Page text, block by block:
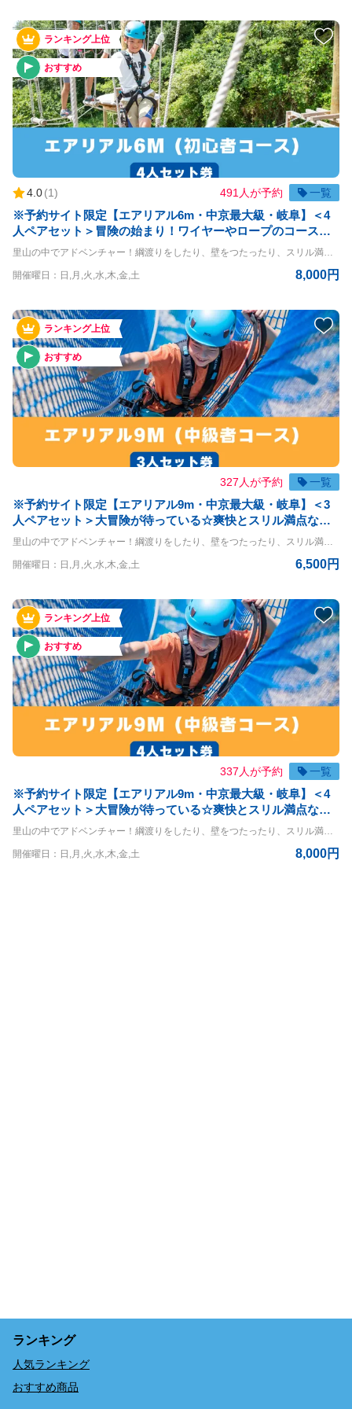
ランキング上位
おすすめ
4.0(1) 491人が予約 一覧
※予約サイト限定【エアリアル6m・中京最大級・岐阜】＜4
人ペアセット＞冒険の始まり！ワイヤーやロープのコースを
クリアしよう！※予約期限は体験日前日までとなります
里山の中でアドベンチャー！綱渡りをしたり、壁をつたったり、スリル満点の空中大冒険！ エアリアル6m体験コースです。 4名様一緒にご体験いただけるお得なプランです。 ・体験時間を分けることはできません ・体験コースを分けることはできません ◇コースの詳細◇ 高さ：6m ◇利用条件◇ 小学生以上 体重20kg~120kg 身長120cm以上 ※140cm以下は同伴者が必要（同伴者も有料） ＝＝＝＝ 〇PANZAぎふ清流里山公園 PANZAぎふ清流里山公園は、自然豊かな里山の景観を楽しめるアウトドア施設です。 広大な公園内には、木々に囲まれた冒険アスレチック「MegaZIP」「Aerial」「SkyJAM」があり、子供から大人まで楽しめるアクティビティが満載です。 高所アスレチックやジップラインなど、スリル満点のチャレンジが待っており、初心者から上級者まで幅広く楽しめます。 家族や友人と一緒に、都会の喧騒を離れてアクティブに過ごす一日を満喫できる、岐阜県の魅力を堪能できるスポットです。
開催曜日：日,月,火,水,木,金,土 8,000円
ランキング上位
おすすめ
327人が予約 一覧
※予約サイト限定【エアリアル9m・中京最大級・岐阜】＜3
人ペアセット＞大冒険が待っている☆爽快とスリル満点なア
クティビティ※予約期限は体験前日までとなりますコース！里山の中でアドベンチャー！綱渡りをしたり、壁をつたったり、スリル満点の空中大冒険！ エアリアル9m体験コースです。 3名様一緒にご体験いただけるお得なプランです。 ◇コースの詳細◇ 高さ：9m ◇利用条件◇ 小学生以上 体重30kg~120kg 身長120cm以上 ※140cm以下は同伴者が必要（同伴者も有料） ＝＝＝＝ 〇PANZAぎふ清流里山公園 PANZAぎふ清流里山公園は、自然豊かな里山の景観を楽しめるアウトドア施設です。 広大な公園内には、木々に囲まれた冒険アスレチック「MegaZIP」「Aerial」「SkyJAM」があり、子供から大人まで楽しめるアクティビティが満載です。 高所アスレチックやジップラインなど、スリル満点のチャレンジが待っており、初心者から上級者まで幅広く楽しめます。 家族や友人と一緒に、都会の喧騒を離れてアクティブに過ごす一日を満喫できる、岐阜県の魅力を堪能できるスポットです。
開催曜日：日,月,火,水,木,金,土 6,500円
ランキング上位
おすすめ
337人が予約 一覧
※予約サイト限定【エアリアル9m・中京最大級・岐阜】＜4
人ペアセット＞大冒険が待っている☆爽快とスリル満点なア
クティビティコース！※予約期限は体験日前日までとなりま里山の中でアドベンチャー！綱渡りをしたり、壁をつたったり、スリル満点の空中大冒険！ エアリアル9m体験コースです。 4名様一緒にご体験いただけるお得なプランです。 ◇コースの詳細◇ 高さ：9m ◇利用条件◇ 小学生以上 体重30kg~120kg 身長120cm以上 ※140cm以下は同伴者が必要（同伴者も有料） ＝＝＝＝ 〇PANZAぎふ清流里山公園 PANZAぎふ清流里山公園は、自然豊かな里山の景観を楽しめるアウトドア施設です。 広大な公園内には、木々に囲まれた冒険アスレチック「MegaZIP」「Aerial」「SkyJAM」があり、子供から大人まで楽しめるアクティビティが満載です。 高所アスレチックやジップラインなど、スリル満点のチャレンジが待っており、初心者から上級者まで幅広く楽しめます。 家族や友人と一緒に、都会の喧騒を離れてアクティブに過ごす一日を満喫できる、岐阜県の魅力を堪能できるスポットです。
開催曜日：日,月,火,水,木,金,土 8,000円
ランキング
人気ランキング
おすすめ商品